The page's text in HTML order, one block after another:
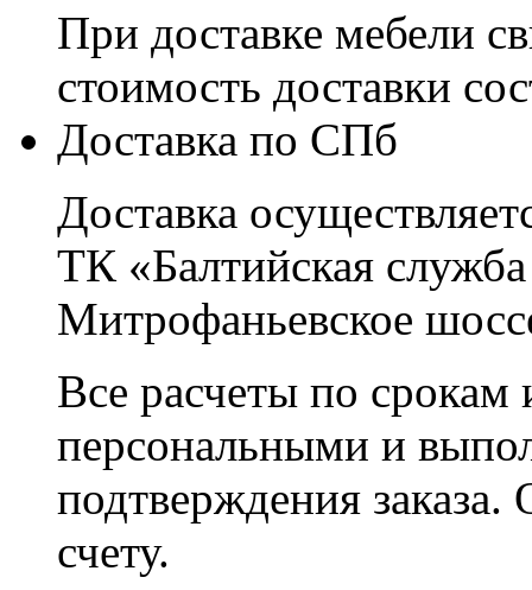
При доставке мебели
стоимость доставки
Доставка по СПб
Доставка
ТК «Балтийская
Митрофаньевское
Все расчеты по срокам
персональными и
подтверждения заказа.
счету.